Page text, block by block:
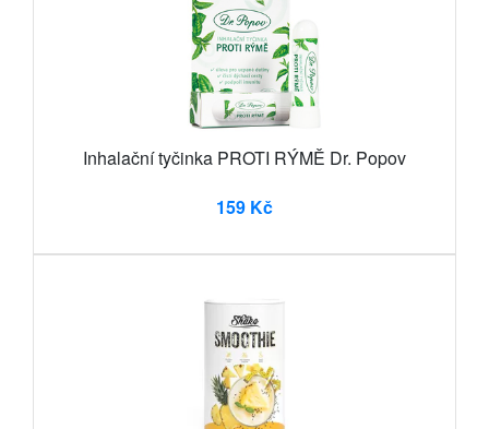
Inhalační tyčinka PROTI RÝMĚ Dr. Popov
159 Kč